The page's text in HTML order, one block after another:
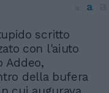
a
scritto
con l'aiuto
Addeo,
della bufera